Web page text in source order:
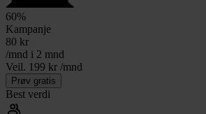
60%
Kampanje
80 kr
/mnd i 2 mnd
Veil. 199 kr /mnd
Prøv gratis
Best verdi